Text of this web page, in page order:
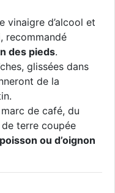
vinaigre d’alcool et
recommandé
des pieds.
glissées dans
de la
de café, du
terre coupée
ou d’oignon